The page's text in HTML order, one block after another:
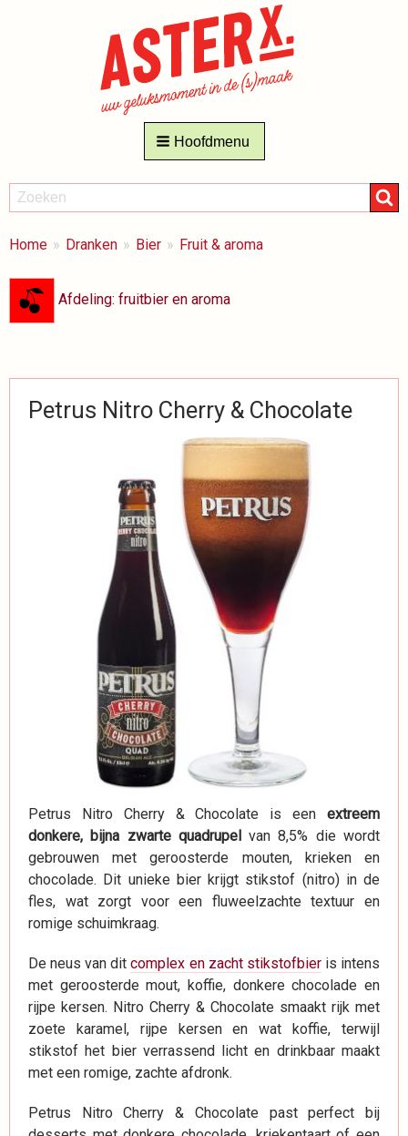
Hoofdmenu
ZOEKEN
Zoeken
BREADCRUMBS
Je
hier:
Home Dranken Bier Fruit & aroma
Afdeling: fruitbier en aroma
Petrus Nitro Cherry & Chocolate
Petrus Nitro Cherry & Chocolate is een extreem
donkere, bijna zwarte quadrupelvan 8,5% die wordt
gebrouwen met geroosterde mouten, krieken en
chocolade. Dit unieke bier krijgt stikstof (nitro) in de
fles, wat zorgt voor een fluweelzachte textuur en
romige schuimkraag.
De neus van ditcomplex en zacht stikstofbieris intens
met geroosterde mout, koffie, donkere chocolade en
rijpe kersen. Nitro Cherry & Chocolate smaakt rijk met
zoete karamel, rijpe kersen en wat koffie, terwijl
stikstof het bier verrassend licht en drinkbaar maakt
met een romige, zachte afdronk.
Petrus Nitro Cherry & Chocolate past perfect bij